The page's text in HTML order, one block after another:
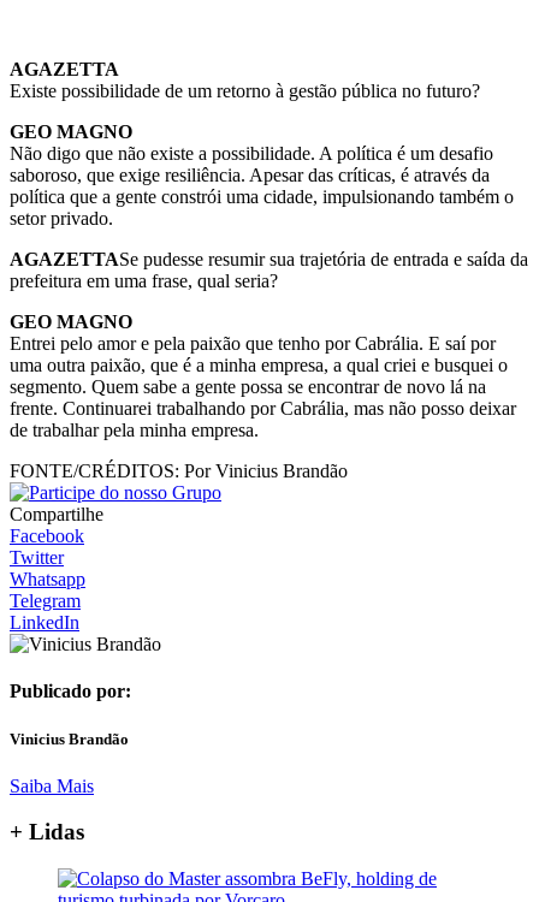
AGAZETTA
Existe possibilidade de um retorno à gestão pública no futuro?
GEO MAGNO
Não digo que não existe a possibilidade. A política é um desafio
saboroso, que exige resiliência. Apesar das críticas, é através da
política que a gente constrói uma cidade, impulsionando também o
setor privado.
AGAZETTASe pudesse resumir sua trajetória de entrada e saída da
prefeitura em uma frase, qual seria?
GEO MAGNO
Entrei pelo amor e pela paixão que tenho por Cabrália. E saí por
uma outra paixão, que é a minha empresa, a qual criei e busquei o
segmento. Quem sabe a gente possa se encontrar de novo lá na
frente. Continuarei trabalhando por Cabrália, mas não posso deixar
de trabalhar pela minha empresa.
FONTE/CRÉDITOS: Por Vinicius Brandão
Compartilhe
Facebook
Twitter
Whatsapp
Telegram
LinkedIn
Publicado por:
Vinicius Brandão
Saiba Mais
+ Lidas